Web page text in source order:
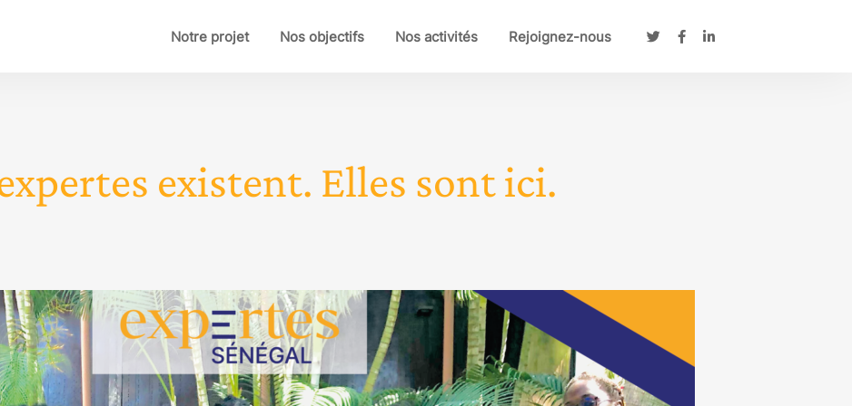
Notre projet Nos objectifs Nos activités Rejoignez-nous
existent. Elles sont ici.